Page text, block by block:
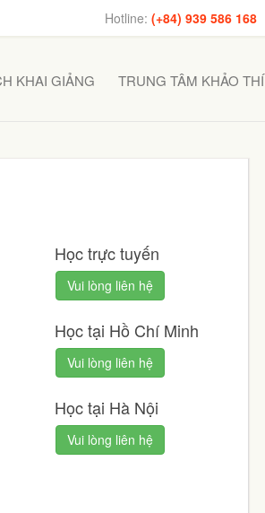
Hotline: (+84) 939 586 168
KHAI GIẢNG TRUNG TÂM KHẢO THÍ
Học trực tuyến
Vui lòng liên hệ
Học tại Hồ Chí Minh
Vui lòng liên hệ
Học tại Hà Nội
Vui lòng liên hệ